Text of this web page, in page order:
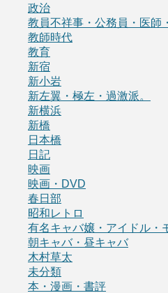
政治
教員不祥事・公務員・医師
教師時代
教育
新宿
新小岩
新左翼・極左・過激派。
新横浜
新橋
日本橋
日記
映画
映画・DVD
春日部
昭和レトロ
有名キャバ嬢・アイドル・
朝キャバ・昼キャバ
木村草太
未分類
本・漫画・書評